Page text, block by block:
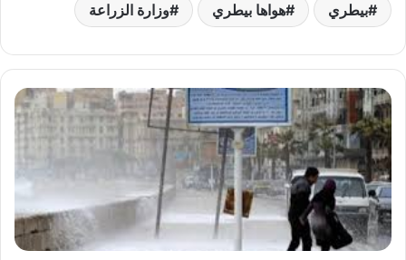
بيطري هواها بيطري وزارة الزراعة
الأرصاد
تحذر:
طقس
شديد
البرودة
واضطراب
بالملاحة
الخميس
1